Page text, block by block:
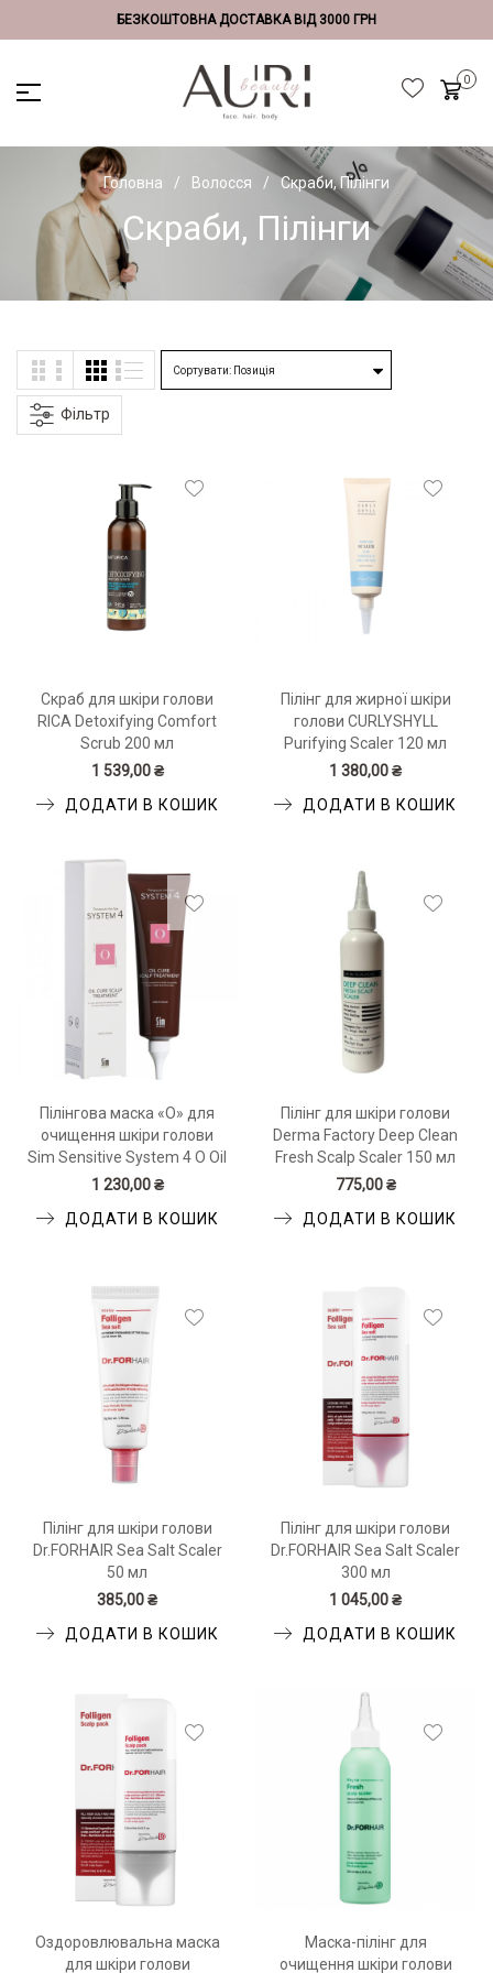
БЕЗКОШТОВНА ДОСТАВКА ВІД 3000 ГРН
Головна Волосся Скраби, Пілінги
Скраби, Пілінги
Фільтр
Скраб для шкіри голови
RICA Detoxifying Comfort
Scrub 200 мл
1 539,00 ₴
ДОДАТИ В КОШИК
Пілінг для жирної шкіри
голови CURLYSHYLL
Purifying Scaler 120 мл
1 380,00 ₴
ДОДАТИ В КОШИК
Пілінгова маска «О» для
очищення шкіри голови
Sim Sensitive System 4 O Oil
Cure Scalp Treatment 150
1 230,00 ₴
ДОДАТИ В КОШИК
Пілінг для шкіри голови
Derma Factory Deep Clean
Fresh Scalp Scaler 150 мл
775,00 ₴
ДОДАТИ В КОШИК
Пілінг для шкіри голови
Dr.FORHAIR Sea Salt Scaler
50 мл
385,00 ₴
ДОДАТИ В КОШИК
Пілінг для шкіри голови
Dr.FORHAIR Sea Salt Scaler
300 мл
1 045,00 ₴
ДОДАТИ В КОШИК
Оздоровлювальна маска
для шкіри голови
Маска-пілінг для
очищення шкіри голови